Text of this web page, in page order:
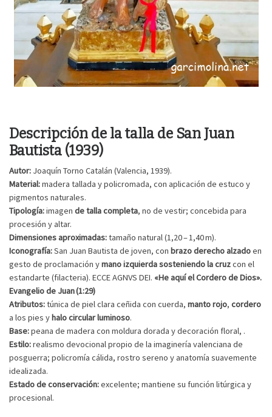
Descripción de la talla de San Juan
Bautista (1939)
Autor: Joaquín Torno Catalán (Valencia, 1939).
Material:madera tallada y policromada, con aplicación de estuco y
pigmentos naturales.
Tipología:imagen de talla completa, no de vestir; concebida para
procesión y altar.
Dimensiones aproximadas:tamaño natural (1,20 – 1,40 m).
Iconografía:San Juan Bautista de joven, con brazo derecho alzadoen
gesto de proclamación ymano izquierda sosteniendo la cruzcon el
estandarte (filacteria). ECCE AGNVS DEI. «He aquí el Cordero de Dios».
Evangelio de Juan (1:29)
Atributos:túnica de piel clara ceñida con cuerda, manto rojo, cordero
a los pies y halo circular luminoso.
Base:peana de madera con moldura dorada y decoración floral, .
Estilo:realismo devocional propio de la imaginería valenciana de
posguerra; policromía cálida, rostro sereno y anatomía suavemente
idealizada.
Estado de conservación:excelente; mantiene su función litúrgica y
procesional.